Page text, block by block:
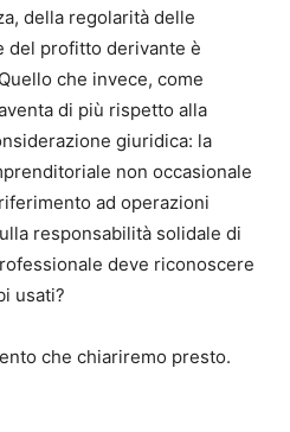
della regolarità delle
del profitto derivante è
che invece, come
di più rispetto alla
giuridica: la
non occasionale
ad operazioni
responsabilità solidale di
deve riconoscere
usati?
che chiariremo presto.